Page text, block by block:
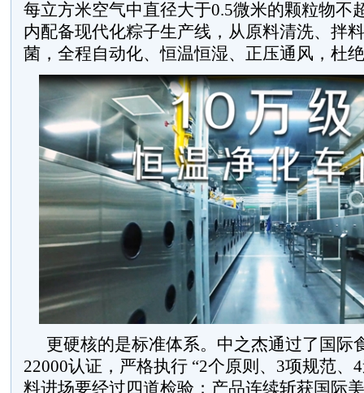
每立方米空气中直径大于0.5微米的颗粒物不
内配备现代化粽子生产线，从原料清洗、拌
菌，全程自动化、恒温恒湿、正压通风，杜
更硬核的是标准体系。中之杰通过了国际
22000认证，严格执行 “2个原则、3项规范、
料进场要经过四道检验；产品连续斩获国际